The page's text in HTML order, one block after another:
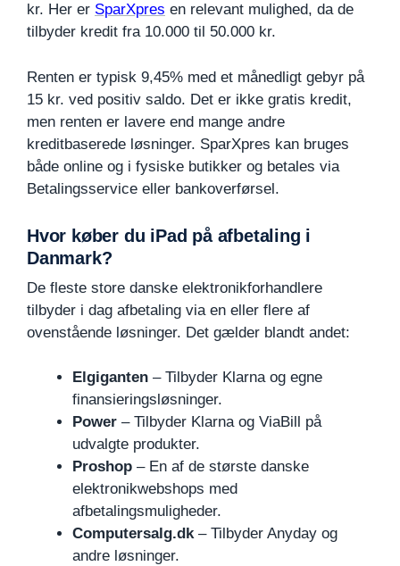
kr. Her er SparXpres en relevant mulighed, da de
tilbyder kredit fra 10.000 til 50.000 kr.
Renten er typisk 9,45% med et månedligt gebyr på
15 kr. ved positiv saldo. Det er ikke gratis kredit,
men renten er lavere end mange andre
kreditbaserede løsninger. SparXpres kan bruges
både online og i fysiske butikker og betales via
Betalingsservice eller bankoverførsel.
Hvor køber du iPad på afbetaling i
Danmark?
De fleste store danske elektronikforhandlere
tilbyder i dag afbetaling via en eller flere af
ovenstående løsninger. Det gælder blandt andet:
Elgiganten – Tilbyder Klarna og egne
finansieringsløsninger.
Power – Tilbyder Klarna og ViaBill på
udvalgte produkter.
Proshop – En af de største danske
elektronikwebshops med
afbetalingsmuligheder.
Computersalg.dk– Tilbyder Anyday og
andre løsninger.